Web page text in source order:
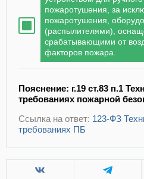
пожаротушения, за
пожаротушения,
(распылителями),
срабатывающими от
факторов пожара.
Пояснение: г.19 ст.83 п.1
требованиях пожарной
Ссылка на ответ: 123-ФЗ
требованиях ПБ